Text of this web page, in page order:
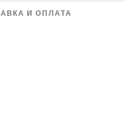
И ОПЛАТА